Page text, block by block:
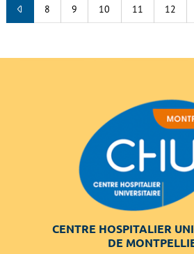
8 9 10 11 12
CENTRE HOSPITALIER
DE